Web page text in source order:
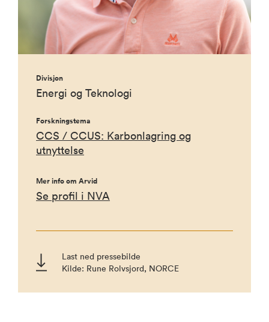
Divisjon
Energi og Teknologi
Forskningstema
CCS / CCUS: Karbonlagring og
utnyttelse
Mer info om Arvid
Se profil i NVA
Last ned pressebilde
Kilde: Rune Rolvsjord, NORCE